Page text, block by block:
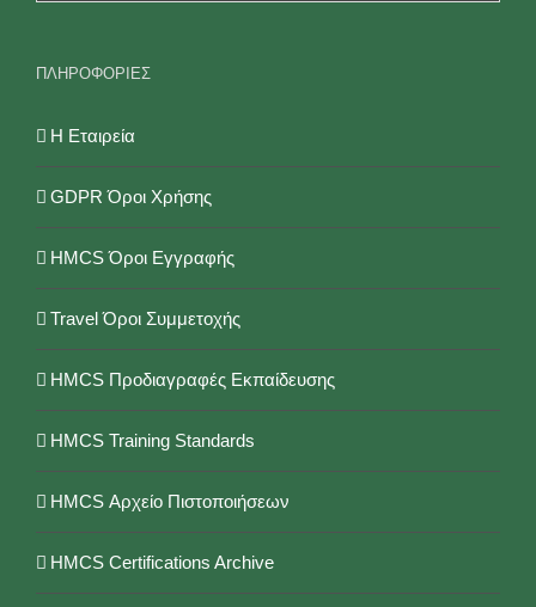
ΠΛΗΡΟΦΟΡΙΕΣ
Η Εταιρεία
GDPR Όροι Χρήσης
HMCS Όροι Εγγραφής
Travel Όροι Συμμετοχής
HMCS Προδιαγραφές Εκπαίδευσης
HMCS Training Standards
HMCS Αρχείο Πιστοποιήσεων
HMCS Certifications Archive